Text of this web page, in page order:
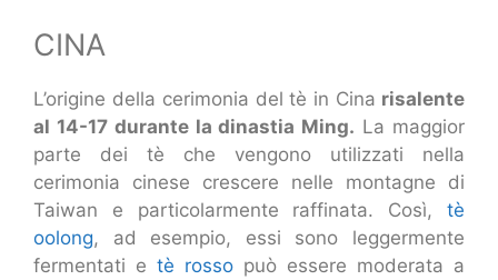
CINA
L’origine della cerimonia del tè in Cina risalente
al 14-17 durante la dinastia Ming. La maggior
parte dei tè che vengono utilizzati nella
cerimonia cinese crescere nelle montagne di
Taiwan e particolarmente raffinata. Così, tè
oolong, ad esempio, essi sono leggermente
fermentati e tè rosso può essere moderata a